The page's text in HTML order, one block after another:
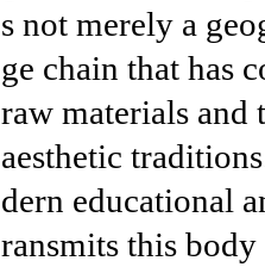
s not merely a
ge chain that has
raw materials and
aesthetic
dern educational
ransmits this